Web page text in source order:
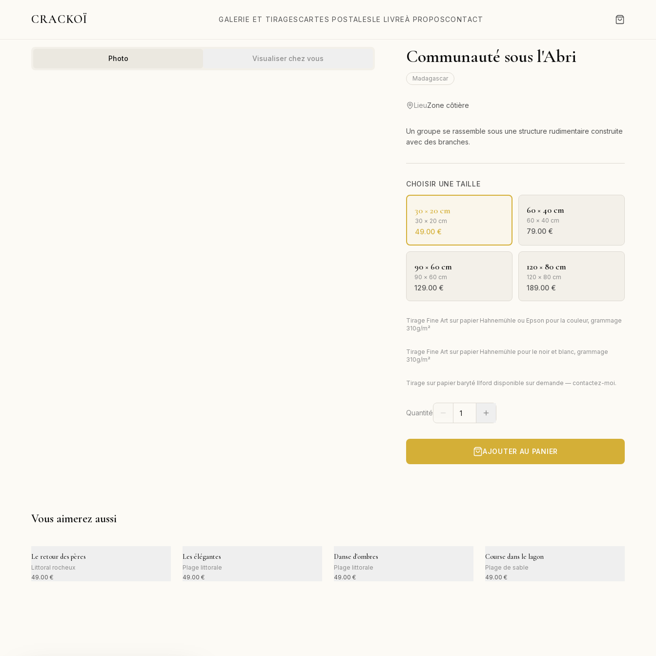
CRACKOÏ GALERIE ET TIRAGESCARTES POSTALESLE LIVREÀ PROPOSCONTACT
Photo Visualiser chez vous Communauté sous l'Abri
Madagascar
LieuZone côtière
Un groupe se rassemble sous une structure rudimentaire construite
avec des branches.
CHOISIR UNE TAILLE
30 × 20 cm
30 × 20 cm
49.00 €
60 × 40 cm
60 × 40 cm
79.00 €
90 × 60 cm
90 × 60 cm
129.00 €
120 × 80 cm
120 × 80 cm
189.00 €
Tirage Fine Art sur papier Hahnemühle ou Epson pour la couleur, grammage
310g/m²
Tirage Fine Art sur papier Hahnemühle pour le noir et blanc, grammage
310g/m²
Tirage sur papier baryté Ilford disponible sur demande — contactez-moi.
Quantité
AJOUTER AU PANIER
Vous aimerez aussi
Le retour des pères
Littoral rocheux
49.00 €
Les élégantes
Plage littorale
49.00 €
Danse d'ombres
Plage littorale
49.00 €
Course dans le lagon
Plage de sable
49.00 €